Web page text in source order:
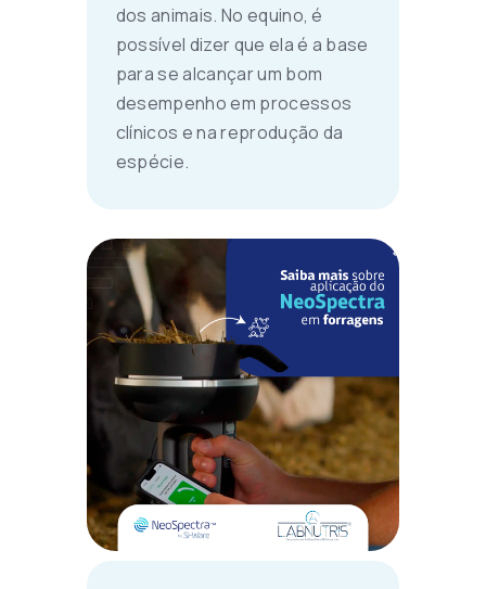
dos animais. No equino, é
possível dizer que ela é a base
para se alcançar um bom
desempenho em processos
clínicos e na reprodução da
espécie.